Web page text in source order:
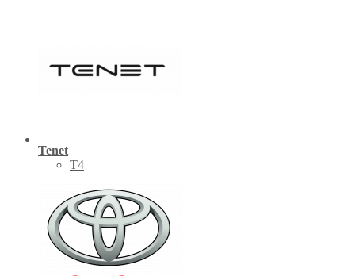
Tenet
Т4